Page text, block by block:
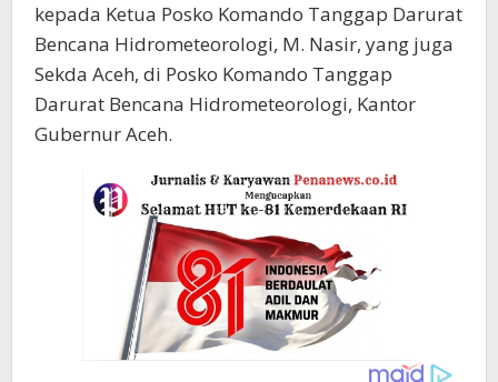
kepada Ketua Posko Komando Tanggap Darurat
Bencana Hidrometeorologi, M. Nasir, yang juga
Sekda Aceh, di Posko Komando Tanggap
Darurat Bencana Hidrometeorologi, Kantor
Gubernur Aceh.